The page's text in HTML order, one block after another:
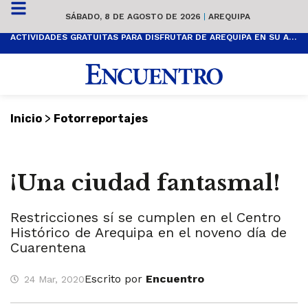
SÁBADO, 8 DE AGOSTO DE 2026 | AREQUIPA
ACTIVIDADES GRATUITAS PARA DISFRUTAR DE AREQUIPA EN SU ANIVERSARIO
Inicio > Fotorreportajes
¡Una ciudad fantasmal!
Restricciones sí se cumplen en el Centro
Histórico de Arequipa en el noveno día de
Cuarentena
24 Mar, 2020Escrito por Encuentro